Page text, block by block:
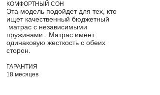
КОМФОРТНЫЙ СОН
Эта модель подойдет для тех, кто
ищет качественный бюджетный
матрас с независимыми
пружинами . Матрас имеет
одинаковую жесткость с обеих
сторон.
ГАРАНТИЯ
18 месяцев